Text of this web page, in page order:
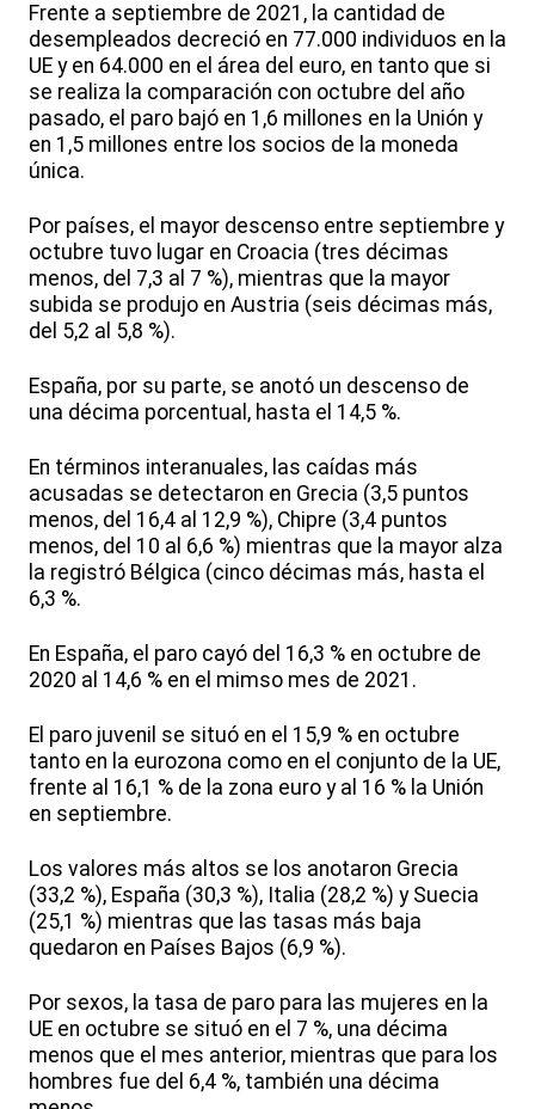
Frente a septiembre de 2021, la cantidad de
desempleados decreció en 77.000 individuos en la
UE y en 64.000 en el área del euro, en tanto que si
se realiza la comparación con octubre del año
pasado, el paro bajó en 1,6 millones en la Unión y
en 1,5 millones entre los socios de la moneda
única.
Por países, el mayor descenso entre septiembre y
octubre tuvo lugar en Croacia (tres décimas
menos, del 7,3 al 7 %), mientras que la mayor
subida se produjo en Austria (seis décimas más,
del 5,2 al 5,8 %).
España, por su parte, se anotó un descenso de
una décima porcentual, hasta el 14,5 %.
En términos interanuales, las caídas más
acusadas se detectaron en Grecia (3,5 puntos
menos, del 16,4 al 12,9 %), Chipre (3,4 puntos
menos, del 10 al 6,6 %) mientras que la mayor alza
la registró Bélgica (cinco décimas más, hasta el
6,3 %.
En España, el paro cayó del 16,3 % en octubre de
2020 al 14,6 % en el mimso mes de 2021.
El paro juvenil se situó en el 15,9 % en octubre
tanto en la eurozona como en el conjunto de la UE,
frente al 16,1 % de la zona euro y al 16 % la Unión
en septiembre.
Los valores más altos se los anotaron Grecia
(33,2 %), España (30,3 %), Italia (28,2 %) y Suecia
(25,1 %) mientras que las tasas más baja
quedaron en Países Bajos (6,9 %).
Por sexos, la tasa de paro para las mujeres en la
UE en octubre se situó en el 7 %, una décima
menos que el mes anterior, mientras que para los
hombres fue del 6,4 %, también una décima